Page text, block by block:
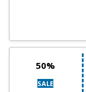
50%
SALE